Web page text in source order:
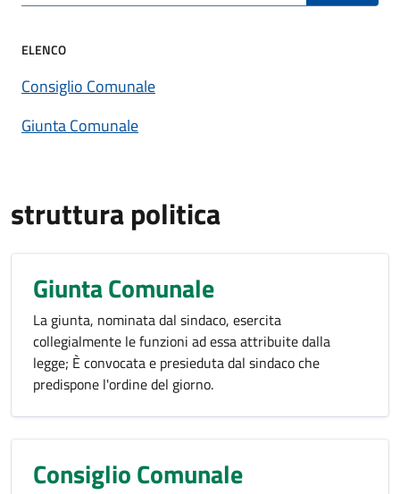
ELENCO
Consiglio Comunale
Giunta Comunale
struttura politica
Giunta Comunale
​La giunta, nominata dal sindaco, esercita
collegialmente le funzioni ad essa attribuite dalla
legge; È convocata e presieduta dal sindaco che
predispone l'ordine del giorno.
Consiglio Comunale